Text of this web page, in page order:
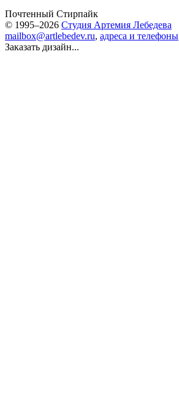
Почтенный Стирпайк
© 1995–2026 Студия Артемия Лебедева
mailbox@artlebedev.ru, адреса и телефоны
Заказать дизайн...